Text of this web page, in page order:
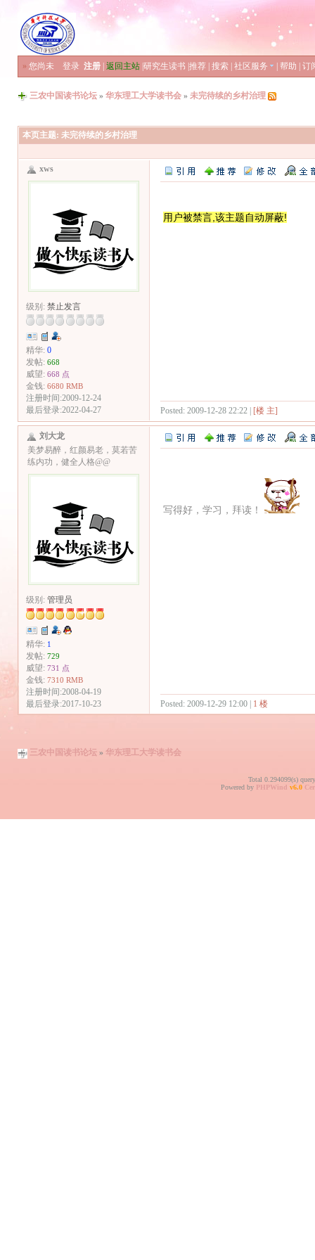
» 您尚未 登录 注册 返回主站 研究生读书 推荐 搜索 社区服务 帮助 订
三农中国读书论坛 » 华东理工大学读书会 » 未完待续的乡村治理
本页主题: 未完待续的乡村治理
xws
级别: 禁止发言
精华: 0
发帖: 668
威望: 668 点
金钱: 6680 RMB
注册时间:2009-12-24
最后登录:2022-04-27
用户被禁言,该主题自动屏蔽!
Posted: 2009-12-28 22:22 | [楼 主]
刘大龙
美梦易醉，红颜易老，莫若苦
练内功，健全人格@@
级别: 管理员
精华: 1
发帖: 729
威望: 731 点
金钱: 7310 RMB
注册时间:2008-04-19
最后登录:2017-10-23
写得好，学习，拜读！
Posted: 2009-12-29 12:00 | 1 楼
三农中国读书论坛 » 华东理工大学读书会
Total 0.294099(s)
Powered by PHPWind v6.0